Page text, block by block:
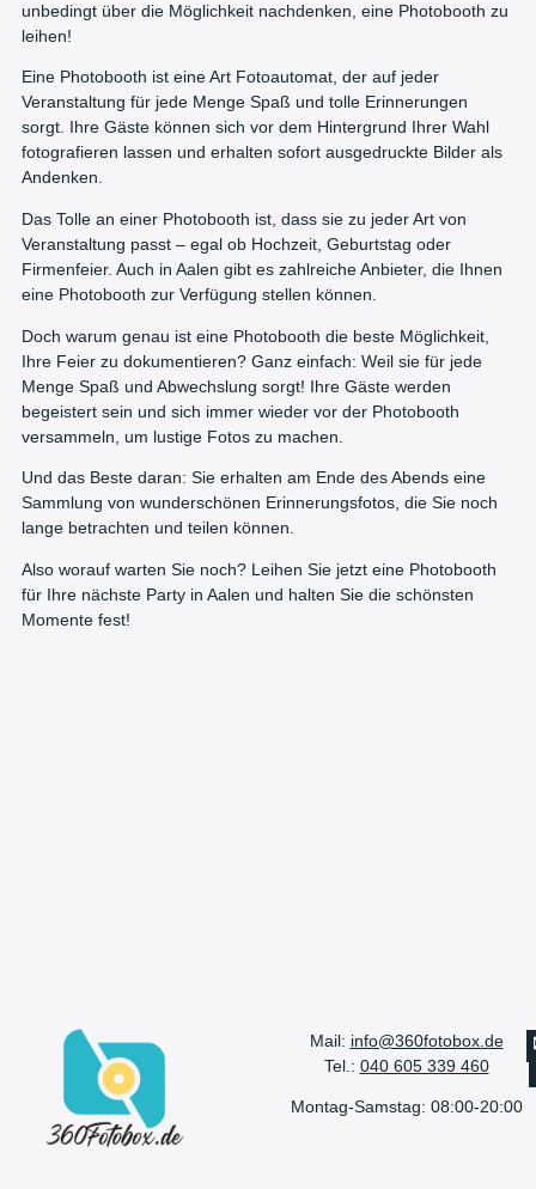
unbedingt über die Möglichkeit nachdenken, eine Photobooth zu
leihen!
Eine Photobooth ist eine Art Fotoautomat, der auf jeder
Veranstaltung für jede Menge Spaß und tolle Erinnerungen
sorgt. Ihre Gäste können sich vor dem Hintergrund Ihrer Wahl
fotografieren lassen und erhalten sofort ausgedruckte Bilder als
Andenken.
Das Tolle an einer Photobooth ist, dass sie zu jeder Art von
Veranstaltung passt – egal ob Hochzeit, Geburtstag oder
Firmenfeier. Auch in Aalen gibt es zahlreiche Anbieter, die Ihnen
eine Photobooth zur Verfügung stellen können.
Doch warum genau ist eine Photobooth die beste Möglichkeit,
Ihre Feier zu dokumentieren? Ganz einfach: Weil sie für jede
Menge Spaß und Abwechslung sorgt! Ihre Gäste werden
begeistert sein und sich immer wieder vor der Photobooth
versammeln, um lustige Fotos zu machen.
Und das Beste daran: Sie erhalten am Ende des Abends eine
Sammlung von wunderschönen Erinnerungsfotos, die Sie noch
lange betrachten und teilen können.
Also worauf warten Sie noch? Leihen Sie jetzt eine Photobooth
für Ihre nächste Party in Aalen und halten Sie die schönsten
Momente fest!
Mail: info@360fotobox.de
Tel.: 040 605 339 460
Montag-Samstag: 08:00-20:00